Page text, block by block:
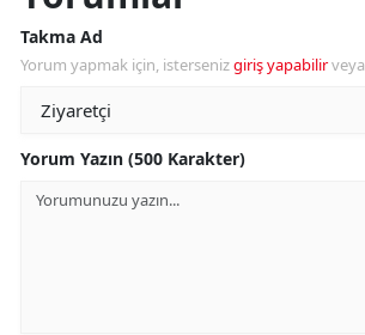
Takma Ad
Yorum yapmak için, istersenizgiriş yapabilirveya
Yorum Yazın (500 Karakter)